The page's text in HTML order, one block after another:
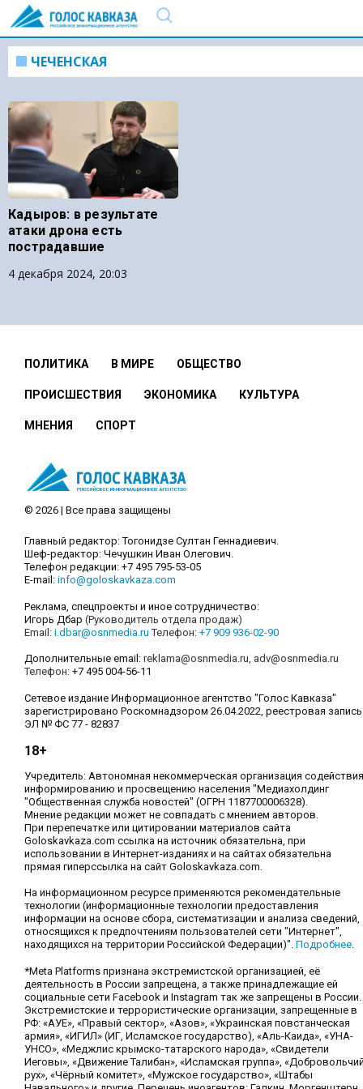
ЧЕЧЕНСКАЯ
Кадыров: в результате
атаки дрона есть
пострадавшие
4 декабря 2024, 20:03
ПОЛИТИКА В МИРЕ ОБЩЕСТВО
ПРОИСШЕСТВИЯ ЭКОНОМИКА КУЛЬТУРА
МНЕНИЯ СПОРТ
© 2026 | Все права защищены
Главный редактор: Тогонидзе Султан Геннадиевич.
Шеф-редактор: Чечушкин Иван Олегович.
Телефон редакции: +7 495 795-53-05
E-mail: info@goloskavkaza.com
Реклама, спецпроекты и иное сотрудничество:
Игорь Дбар (Руководитель отдела продаж)
Email: i.dbar@osnmedia.ru Телефон: +7 909 936-02-90
Дополнительные email: reklama@osnmedia.ru, adv@osnmedia.ru
Телефон: +7 495 004-56-11
Сетевое издание Информационное агентство "Голос Кавказа"
зарегистрировано Роскомнадзором 26.04.2022, реестровая запись
ЭЛ № ФС 77 - 82837
18+
Учредитель: Автономная некоммерческая организация содействия
информированию и просвещению населения "Медиахолдинг
"Общественная служба новостей" (ОГРН 1187700006328).
Мнение редакции может не совпадать с мнением авторов.
При перепечатке или цитировании материалов сайта
Goloskavkaza.com ссылка на источник обязательна, при
использовании в Интернет-изданиях и на сайтах обязательна
прямая гиперссылка на сайт Goloskavkaza.com.
На информационном ресурсе применяются рекомендательные
технологии (информационные технологии предоставления
информации на основе сбора, систематизации и анализа сведений,
относящихся к предпочтениям пользователей сети "Интернет",
находящихся на территории Российской Федерации)". Подробнее.
*Meta Platforms признана экстремистской организацией, её
деятельность в России запрещена, а также принадлежащие ей
социальные сети Facebook и Instagram так же запрещены в России.
Экстремистские и террористические организации, запрещенные в
РФ: «АУЕ», «Правый сектор», «Азов», «Украинская повстанческая
армия», «ИГИЛ» (ИГ, Исламское государство), «Аль-Каида», «УНА-
УНСО», «Меджлис крымско-татарского народа», «Свидетели
Иеговы», «Движение Талибан», «Исламская группа»,
рух», «Чёрный комитет», «Мужское государство», «Штабы